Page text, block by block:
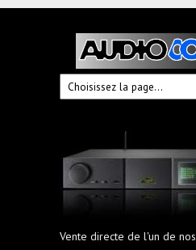
Vente directe de l'un de